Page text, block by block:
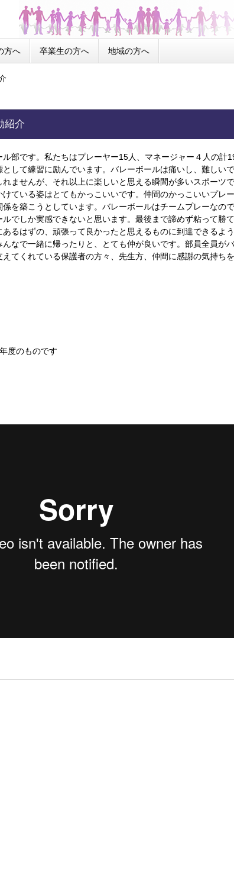
方へ 卒業生の方へ 地域の方へ
紹介
部です。私たちはプレーヤー15人、マネージャー４人の計
して練習に励んでいます。バレーボールは痛いし、難しい
ませんが、それ以上に楽しいと思える瞬間が多いスポーツ
ている姿はとてもかっこいいです。仲間のかっこいいプレ
を築こうとしています。バレーボールはチームプレーなの
でしか実感できないと思います。最後まで諦めず粘って勝
るはずの、頑張って良かったと思えるものに到達できるよ
なで一緒に帰ったりと、とても仲が良いです。部員全員が
てくれている保護者の方々、先生方、仲間に感謝の気持ち
年度のものです